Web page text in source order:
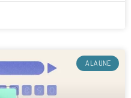
A LA UNE